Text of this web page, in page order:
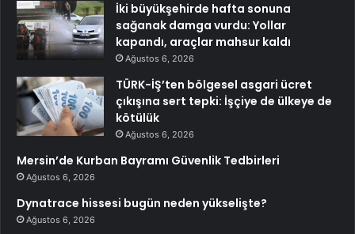
İki büyükşehirde hafta sonuna
sağanak damga vurdu: Yollar
kapandı, araçlar mahsur kaldı
Ağustos 6, 2026
TÜRK-İŞ’ten bölgesel asgari ücret
çıkışına sert tepki: İşçiye de ülkeye de
kötülük
Ağustos 6, 2026
Mersin’de Kurban Bayramı Güvenlik Tedbirleri
Ağustos 6, 2026
Dynatrace hissesi bugün neden yükselişte?
Ağustos 6, 2026